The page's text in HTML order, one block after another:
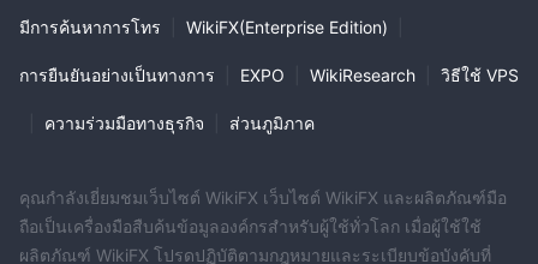
มีการค้นหาการโทร WikiFX(Enterprise Edition)
การยืนยันอย่างเป็นทางการ EXPO WikiResearch วิธีใช้ VPS
ความร่วมมือทางธุรกิจ ส่วนภูมิภาค
คุณกำลังเยี่ยมชมเว็บไซต์ WikiFX เว็บไซต์ WikiFX และผลิตภัณฑ์มือ
ถือเป็นเครื่องมือสืบค้นข้อมูลองค์กรสำหรับผู้ใช้ทั่วโลก เมื่อผู้ใช้ใช้
ผลิตภัณฑ์ WikiFX โปรดปฏิบัติตามกฎหมายและระเบียบข้อบังคับที่